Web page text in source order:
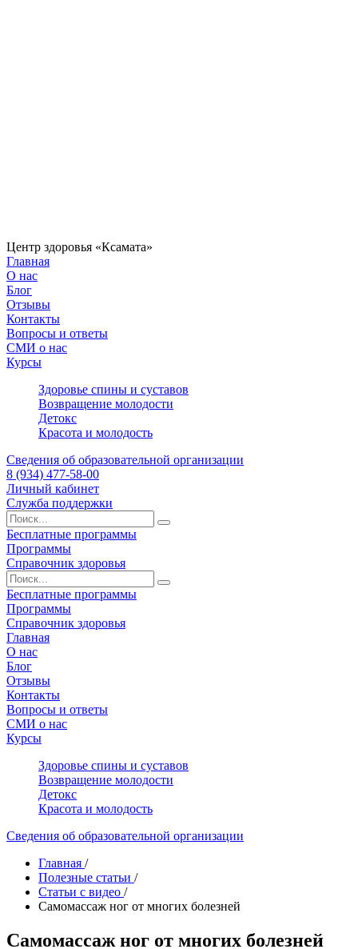
Центр здоровья «Ксамата»
Главная
О нас
Блог
Отзывы
Контакты
Вопросы и ответы
СМИ о нас
Курсы
Здоровье спины и суставов
Возвращение молодости
Детокс
Красота и молодость
Сведения об образовательной организации
8 (934) 477-58-00
Личный кабинет
Служба поддержки
Бесплатные программы
Программы
Справочник здоровья
Бесплатные программы
Программы
Справочник здоровья
Главная
О нас
Блог
Отзывы
Контакты
Вопросы и ответы
СМИ о нас
Курсы
Здоровье спины и суставов
Возвращение молодости
Детокс
Красота и молодость
Сведения об образовательной организации
Главная /
Полезные статьи /
Статьи с видео /
Самомассаж ног от многих болезней
Самомассаж ног от многих болезней